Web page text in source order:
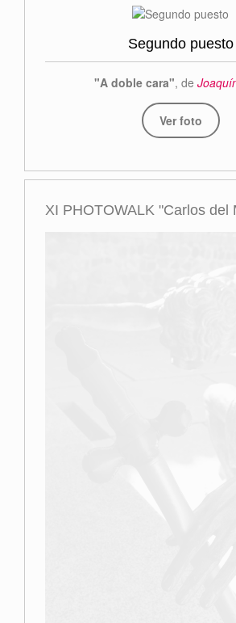
Segundo puesto
"A doble cara", de
Ver foto
XI PHOTOWALK "Carlos del